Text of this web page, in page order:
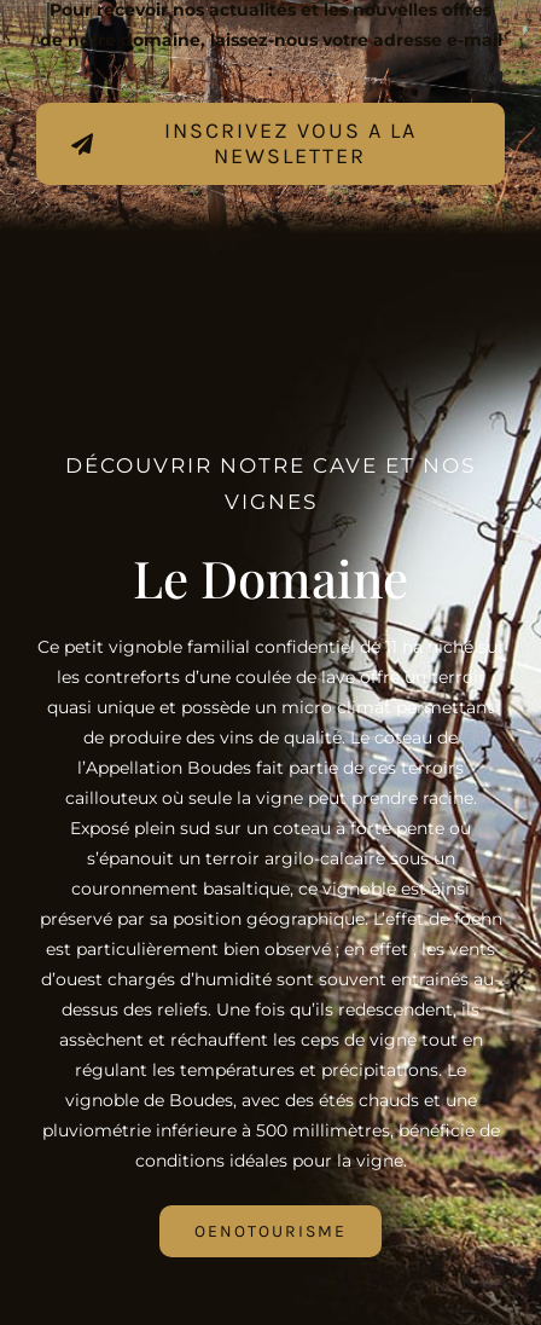
Pour recevoir nos actualités et les nouvelles offres
de notre domaine, laissez-nous votre adresse e-mail
:
INSCRIVEZ VOUS A LA
NEWSLETTER
DÉCOUVRIR NOTRE CAVE ET NOS
VIGNES
Le Domaine
Ce petit vignoble familial confidentiel de 11 ha niché sur
les contreforts d’une coulée de lave offre un terroir
quasi unique et possède un micro climat permettant
de produire des vins de qualité. Le coteau de
l’Appellation Boudes fait partie de ces terroirs
caillouteux où seule la vigne peut prendre racine.
Exposé plein sud sur un coteau à forte pente où
s’épanouit un terroir argilo-calcaire sous un
couronnement basaltique, ce vignoble est ainsi
préservé par sa position géographique. L’effet de foehn
est particulièrement bien observé ; en effet , les vents
d’ouest chargés d’humidité sont souvent entrainés au-
dessus des reliefs. Une fois qu’ils redescendent, ils
assèchent et réchauffent les ceps de vigne tout en
régulant les températures et précipitations. Le
vignoble de Boudes, avec des étés chauds et une
pluviométrie inférieure à 500 millimètres, bénéficie de
conditions idéales pour la vigne.
OENOTOURISME